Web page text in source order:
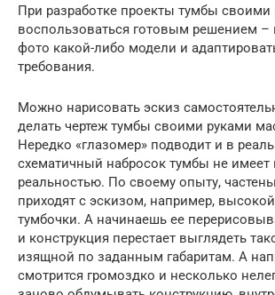
При разработке проекты тумбы
воспользоваться готовым решением –
фото какой-либо модели и
требования.
Можно нарисовать эскиз
делать чертеж тумбы своими руками
Нередко «глазомер» подводит и в
схематичный набросок тумбы не имеет
реальностью. По своему опыту,
приходят с эскизом, например,
тумбочки. А начинаешь ее
и конструкция перестает выглядеть
изящной по заданным габаритам. А
смотрится громоздко и несколько